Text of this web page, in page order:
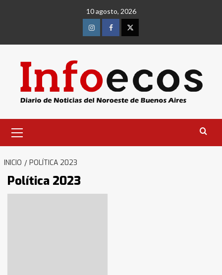
10 agosto, 2026
InstagramFacebookTwitter
primario
INICIO POLÍTICA 2023
Política 2023